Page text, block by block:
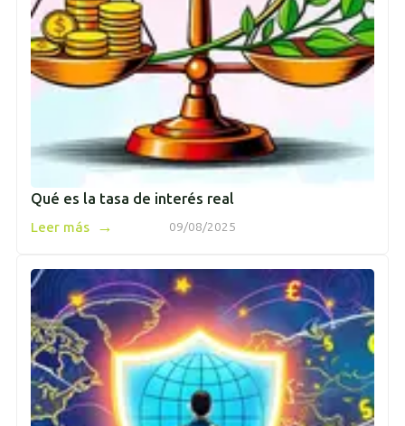
Qué es la tasa de interés real
09/08/2025
Leer más →